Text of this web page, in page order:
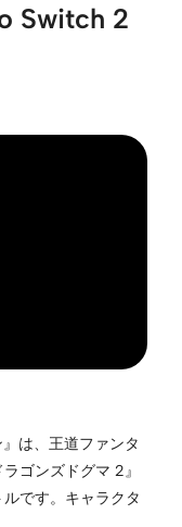
Switch 2
は、王道ファンタ
ゴンズドグマ 2』
です。キャラクタ